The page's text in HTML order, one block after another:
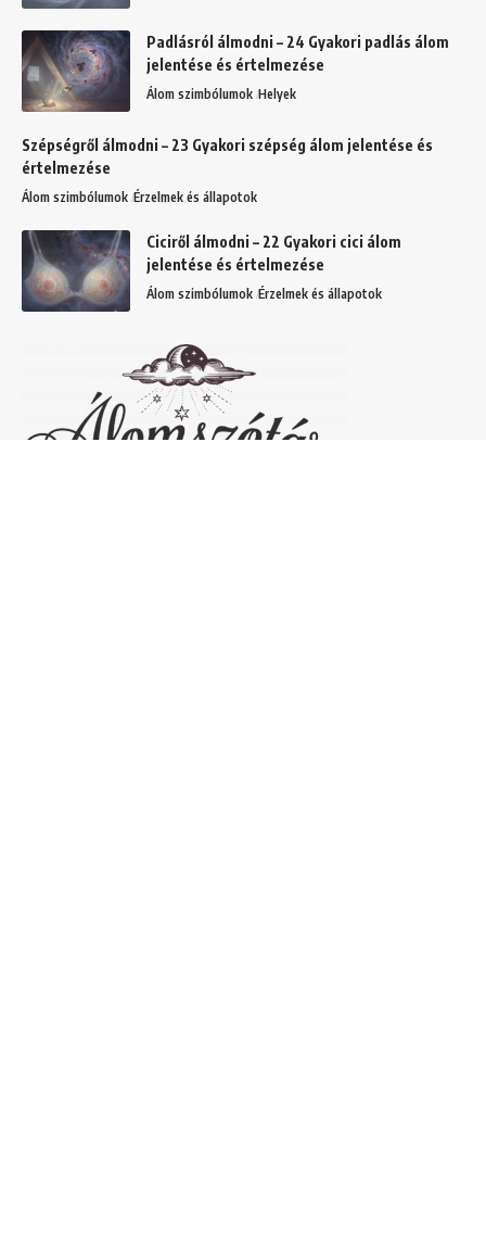
Padlásról álmodni – 24 Gyakori padlás álom
jelentése és értelmezése
Álom szimbólumok Helyek
Szépségről álmodni – 23 Gyakori szépség álom jelentése és
értelmezése
Álom szimbólumok Érzelmek és állapotok
Ciciről álmodni – 22 Gyakori cici álom
jelentése és értelmezése
Álom szimbólumok Érzelmek és állapotok